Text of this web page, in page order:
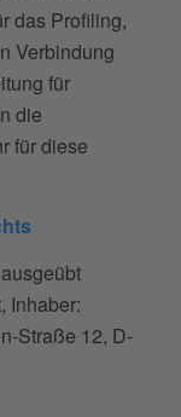
das Profiling,
Verbindung
für
die
für diese
Inhaber:
Straße 12, D-